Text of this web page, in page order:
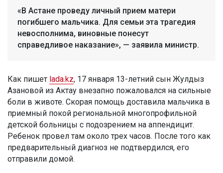
«В Астане проведу личный прием матери
погибшего мальчика. Для семьи эта трагедия
невосполнима, виновные понесут
справедливое наказание», — заявила министр.
Как пишет lada.kz, 17 января 13-летний сын Жулдыз
Азановой из Актау внезапно пожаловался на сильные
боли в животе. Скорая помощь доставила мальчика в
приемный покой региональной многопрофильной
детской больницы с подозрением на аппендицит.
Ребенок провел там около трех часов. После того как
предварительный диагноз не подтвердился, его
отправили домой.